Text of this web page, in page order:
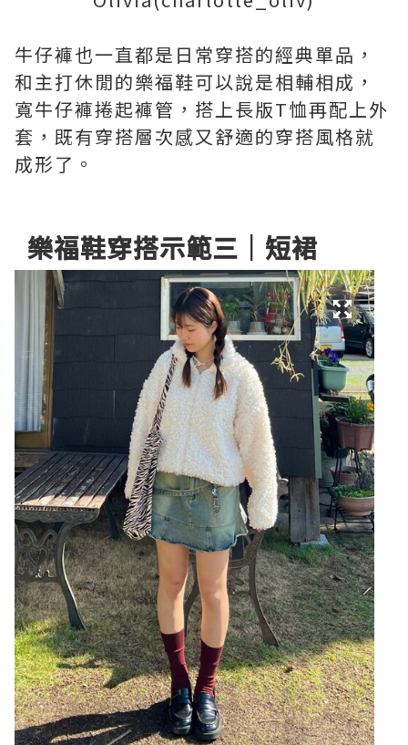
牛仔褲也一直都是日常穿搭的經典單品，
和主打休閒的樂福鞋可以說是相輔相成，
寬牛仔褲捲起褲管，搭上長版T恤再配上外
套，既有穿搭層次感又舒適的穿搭風格就
成形了。
樂福鞋穿搭示範三｜短裙